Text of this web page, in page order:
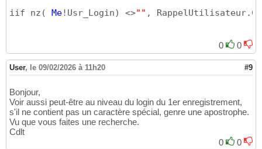
iif nz ( Me!Usr_Login) <>"" ,
0 0
User, le 09/02/2026 à 11h20 #9
Bonjour,
Voir aussi peut-être au niveau du login du 1er enregistrement,
s'il ne contient pas un caractère spécial, genre une apostrophe.
Vu que vous faites une recherche.
Cdlt
0
0